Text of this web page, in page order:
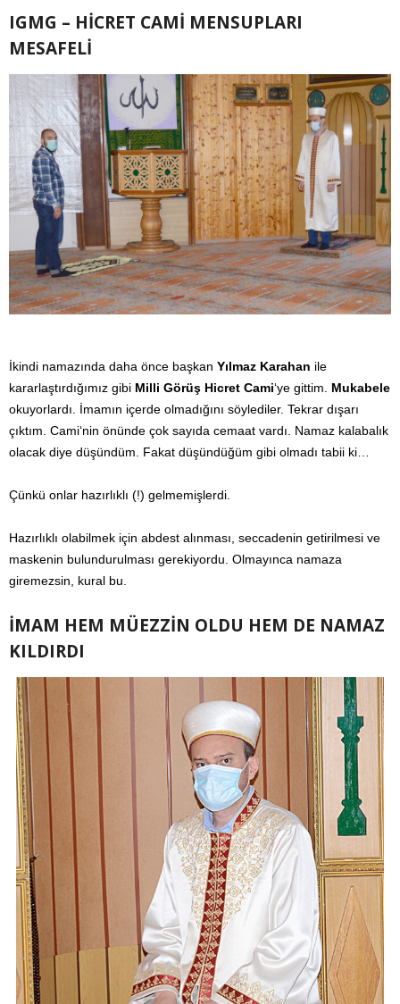
IGMG – HİCRET CAMİ MENSUPLARI
MESAFELİ
İkindi namazında daha önce başkan Yılmaz Karahan ile
kararlaştırdığımız gibi Milli Görüş Hicret Cami‘ye gittim. Mukabele
okuyorlardı. İmamın içerde olmadığını söylediler. Tekrar dışarı
çıktım. Cami‘nin önünde çok sayıda cemaat vardı. Namaz kalabalık
olacak diye düşündüm. Fakat düşündüğüm gibi olmadı tabii ki…
Çünkü onlar hazırlıklı (!) gelmemişlerdi.
Hazırlıklı olabilmek için abdest alınması, seccadenin getirilmesi ve
maskenin bulundurulması gerekiyordu. Olmayınca namaza
giremezsin, kural bu.
İMAM HEM MÜEZZİN OLDU HEM DE NAMAZ
KILDIRDI